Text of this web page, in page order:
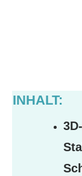
INHALT: